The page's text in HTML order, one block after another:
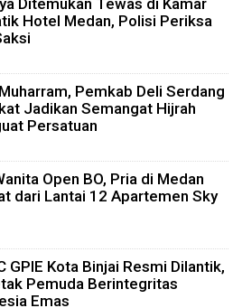
Ditemukan Tewas di Kamar
Hotel Medan, Polisi Periksa
Pemkab Deli Serdang
Jadikan Semangat Hijrah
Persatuan
Open BO, Pria di Medan
dari Lantai 12 Apartemen Sky
GPIE Kota Binjai Resmi Dilantik,
Pemuda Berintegritas
Emas